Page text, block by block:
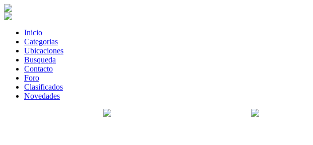
Inicio
Categorias
Ubicaciones
Busqueda
Contacto
Foro
Clasificados
Novedades